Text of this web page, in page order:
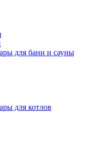
для бани и сауны
для котлов